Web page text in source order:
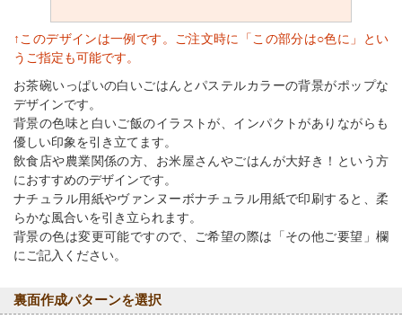
↑このデザインは一例です。ご注文時に「この部分は○色に」とい
うご指定も可能です。
お茶碗いっぱいの白いごはんとパステルカラーの背景がポップな
デザインです。
背景の色味と白いご飯のイラストが、インパクトがありながらも
優しい印象を引き立てます。
飲食店や農業関係の方、お米屋さんやごはんが大好き！という方
におすすめのデザインです。
ナチュラル用紙やヴァンヌーボナチュラル用紙で印刷すると、柔
らかな風合いを引き立られます。
背景の色は変更可能ですので、ご希望の際は「その他ご要望」欄
にご記入ください。
裏面作成パターンを選択